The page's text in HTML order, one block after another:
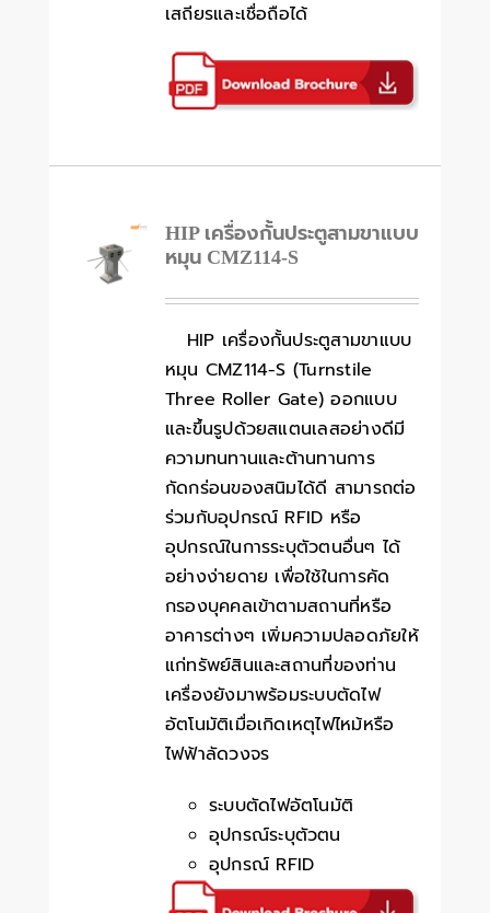
เสถียรและเชื่อถือได้
HIP เครื่องกั้นประตูสามขาแบบ
หมุน CMZ114-S
HIP เครื่องกั้นประตูสามขาแบบ
หมุน CMZ114-S (Turnstile
Three Roller Gate) ออกแบบ
และขึ้นรูปด้วยสแตนเลสอย่างดีมี
ความทนทานและต้านทานการ
กัดกร่อนของสนิมได้ดี สามารถต่อ
ร่วมกับอุปกรณ์ RFID หรือ
อุปกรณ์ในการระบุตัวตนอื่นๆ ได้
อย่างง่ายดาย เพื่อใช้ในการคัด
กรองบุคคลเข้าตามสถานที่หรือ
อาคารต่างๆ เพิ่มความปลอดภัยให้
แก่ทรัพย์สินและสถานที่ของท่าน
เครื่องยังมาพร้อมระบบตัดไฟ
อัตโนมัติเมื่อเกิดเหตุไฟไหม้หรือ
ไฟฟ้าลัดวงจร
ระบบตัดไฟอัตโนมัติ
อุปกรณ์ระบุตัวตน
อุปกรณ์ RFID